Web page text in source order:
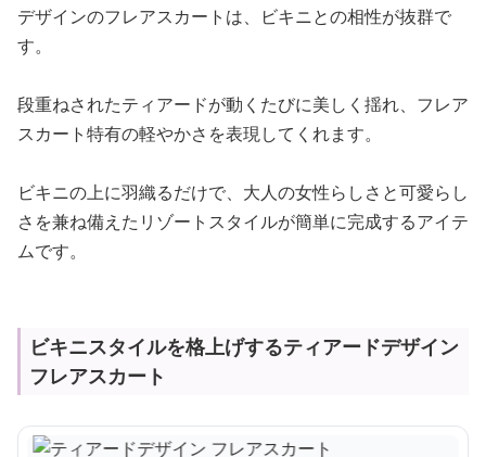
デザインのフレアスカートは、ビキニとの相性が抜群で
す。
段重ねされたティアードが動くたびに美しく揺れ、フレア
スカート特有の軽やかさを表現してくれます。
ビキニの上に羽織るだけで、大人の女性らしさと可愛らし
さを兼ね備えたリゾートスタイルが簡単に完成するアイテ
ムです。
ビキニスタイルを格上げするティアードデザイン
フレアスカート